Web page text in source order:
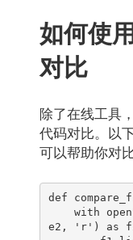
如何使
对比
除了在线工具
代码对比。以
可以帮助你对
def
e2, 'r') as